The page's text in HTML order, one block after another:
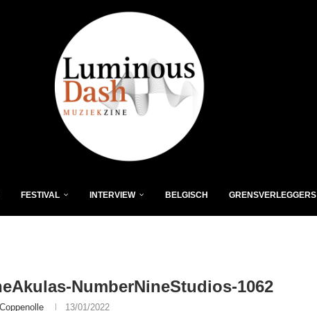
FESTIVAL INTERVIEW BELGISCH GRENSVERLEGGERS
NumberNineStudios-1062
13/01/2022